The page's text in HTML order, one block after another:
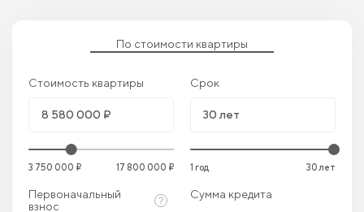
По стоимости квартиры
Стоимость квартиры
3 750 000 ₽ 17 800 000 ₽
Срок
1 год 30 лет
Первоначальный
взнос
Сумма кредита